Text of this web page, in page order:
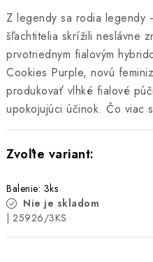
Z legendy sa rodia legendy
šľachtitelia skrížili neslávne
prvotriednym fialovým
Cookies Purple, novú
produkovať vlhké fialové
upokojujúci účinok. Čo viac
Balenie: 3ks
Nie je skladom
| 25926/3KS